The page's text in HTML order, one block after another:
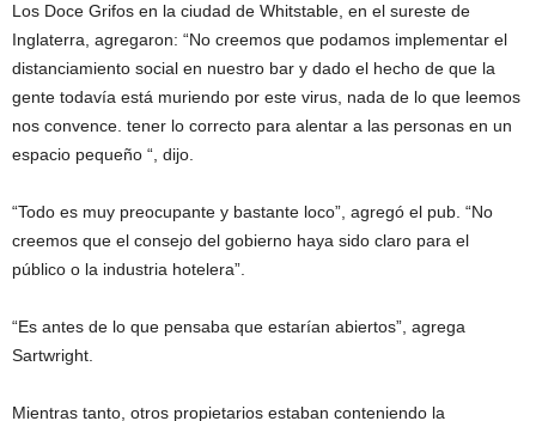
Los Doce Grifos en la ciudad de Whitstable, en el sureste de
Inglaterra, agregaron: “No creemos que podamos implementar el
distanciamiento social en nuestro bar y dado el hecho de que la
gente todavía está muriendo por este virus, nada de lo que leemos
nos convence. tener lo correcto para alentar a las personas en un
espacio pequeño “, dijo.
“Todo es muy preocupante y bastante loco”, agregó el pub. “No
creemos que el consejo del gobierno haya sido claro para el
público o la industria hotelera”.
“Es antes de lo que pensaba que estarían abiertos”, agrega
Sartwright.
Mientras tanto, otros propietarios estaban conteniendo la